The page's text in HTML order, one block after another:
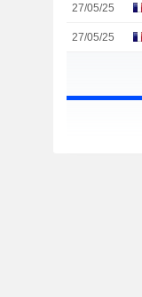
27/05/25
27/05/25